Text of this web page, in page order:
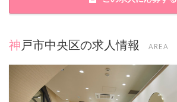
神戸市中央区の求人情報 AREA